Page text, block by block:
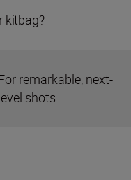
kitbag?
remarkable, next-
shots